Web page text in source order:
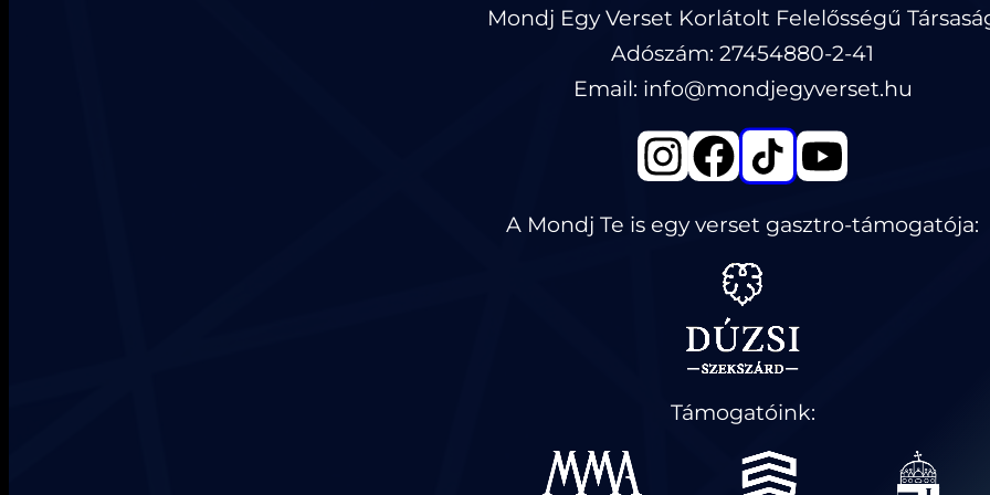
Mondj Egy Verset Korlátolt Felelősségű
Adószám: 27454880-2-41
Email: info@mondjegyverset.hu
A Mondj Te is egy verset gasztro-támogatója:
Támogatóink: